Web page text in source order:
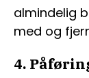
almindelig
med og
4.